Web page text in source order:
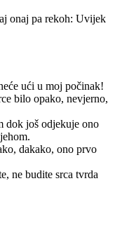
onaj pa rekoh: Uvijek
ući u moj počinak!
bilo opako, nevjerno,
dok još odjekuje ono
dakako, ono prvo
ne budite srca tvrda